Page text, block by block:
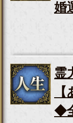
歳】特定
容赦ナシ※あの人の
露霊視